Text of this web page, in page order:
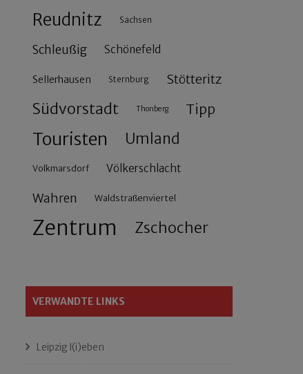
Reudnitz Sachsen
Schleußig Schönefeld
Sellerhausen Sternburg Stötteritz
Südvorstadt Thonberg Tipp
Touristen Umland
Volkmarsdorf Völkerschlacht
Wahren Waldstraßenviertel
Zentrum Zschocher
VERWANDTE LINKS
Leipzig l(i)eben